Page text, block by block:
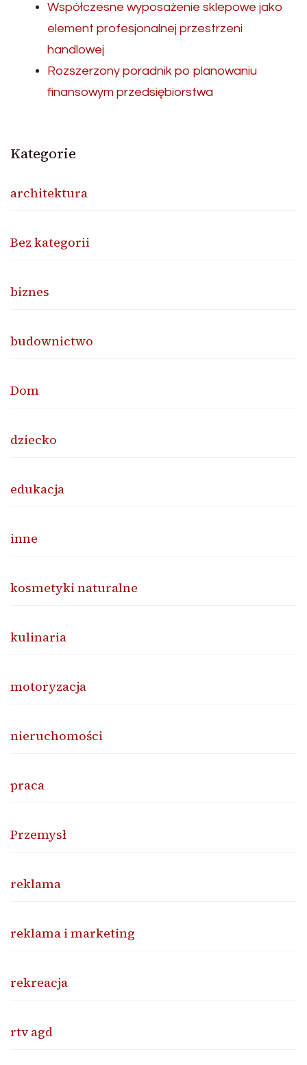
Współczesne wyposażenie sklepowe jako
element profesjonalnej przestrzeni
handlowej
Rozszerzony poradnik po planowaniu
finansowym przedsiębiorstwa
Kategorie
architektura
Bez kategorii
biznes
budownictwo
Dom
dziecko
edukacja
inne
kosmetyki naturalne
kulinaria
motoryzacja
nieruchomości
praca
Przemysł
reklama
reklama i marketing
rekreacja
rtv agd